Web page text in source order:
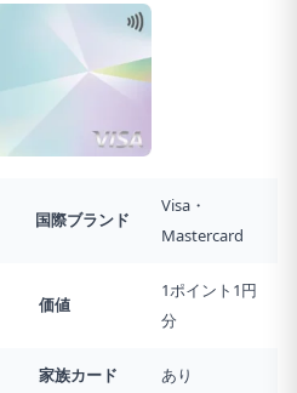
国際ブランド
Visa・
Mastercard
価値
1ポイント1円
分
家族カード あり